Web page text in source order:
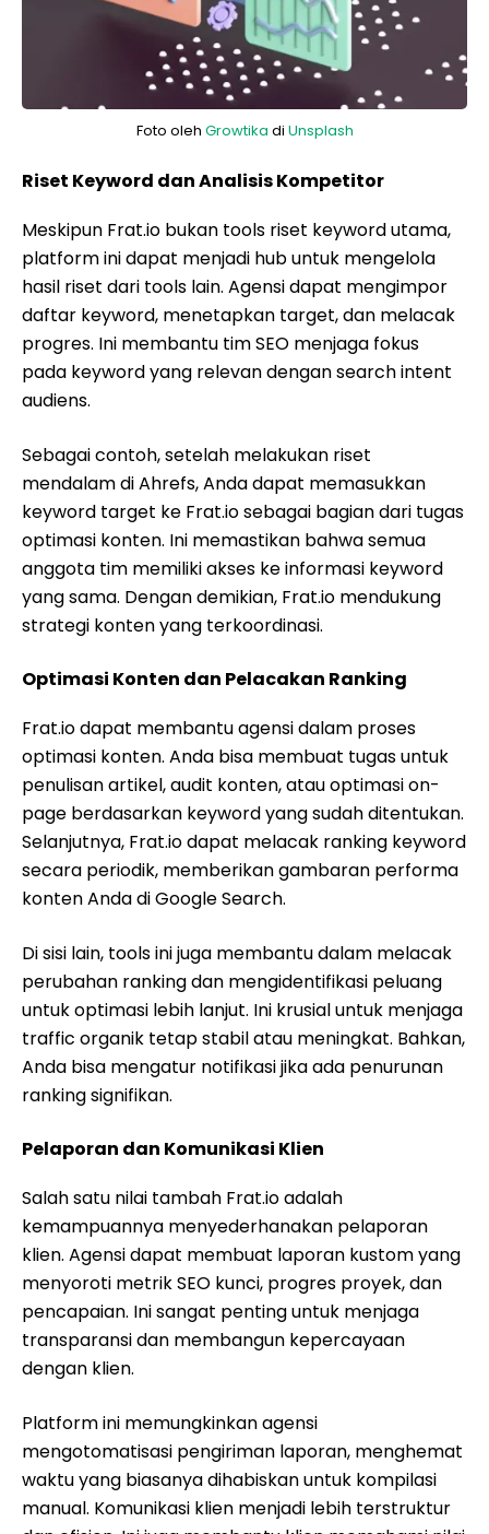
Foto oleh Growtika di Unsplash
Riset Keyword dan Analisis Kompetitor
Meskipun Frat.io bukan tools riset keyword utama,
platform ini dapat menjadi hub untuk mengelola
hasil riset dari tools lain. Agensi dapat mengimpor
daftar keyword, menetapkan target, dan melacak
progres. Ini membantu tim SEO menjaga fokus
pada keyword yang relevan dengan search intent
audiens.
Sebagai contoh, setelah melakukan riset
mendalam di Ahrefs, Anda dapat memasukkan
keyword target ke Frat.io sebagai bagian dari tugas
optimasi konten. Ini memastikan bahwa semua
anggota tim memiliki akses ke informasi keyword
yang sama. Dengan demikian, Frat.io mendukung
strategi konten yang terkoordinasi.
Optimasi Konten dan Pelacakan Ranking
Frat.io dapat membantu agensi dalam proses
optimasi konten. Anda bisa membuat tugas untuk
penulisan artikel, audit konten, atau optimasi on-
page berdasarkan keyword yang sudah ditentukan.
Selanjutnya, Frat.io dapat melacak ranking keyword
secara periodik, memberikan gambaran performa
konten Anda di Google Search.
Di sisi lain, tools ini juga membantu dalam melacak
perubahan ranking dan mengidentifikasi peluang
untuk optimasi lebih lanjut. Ini krusial untuk menjaga
traffic organik tetap stabil atau meningkat. Bahkan,
Anda bisa mengatur notifikasi jika ada penurunan
ranking signifikan.
Pelaporan dan Komunikasi Klien
Salah satu nilai tambah Frat.io adalah
kemampuannya menyederhanakan pelaporan
klien. Agensi dapat membuat laporan kustom yang
menyoroti metrik SEO kunci, progres proyek, dan
pencapaian. Ini sangat penting untuk menjaga
transparansi dan membangun kepercayaan
dengan klien.
Platform ini memungkinkan agensi
mengotomatisasi pengiriman laporan, menghemat
waktu yang biasanya dihabiskan untuk kompilasi
manual. Komunikasi klien menjadi lebih terstruktur